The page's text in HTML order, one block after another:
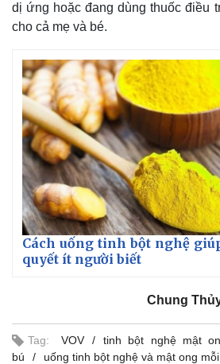
Kinh tế
Bất động sản
Khởi nghiệp
Thị
Giá
Tiêu
Giá
dị ứng hoặc đang dùng thuốc điều
cho cả mẹ và bé.
Cách uống tinh bột nghệ
quyết ít người biết
Chung
Tag: VOV tinh bột nghệ mật
bú
uống tinh bột nghệ và mật ong